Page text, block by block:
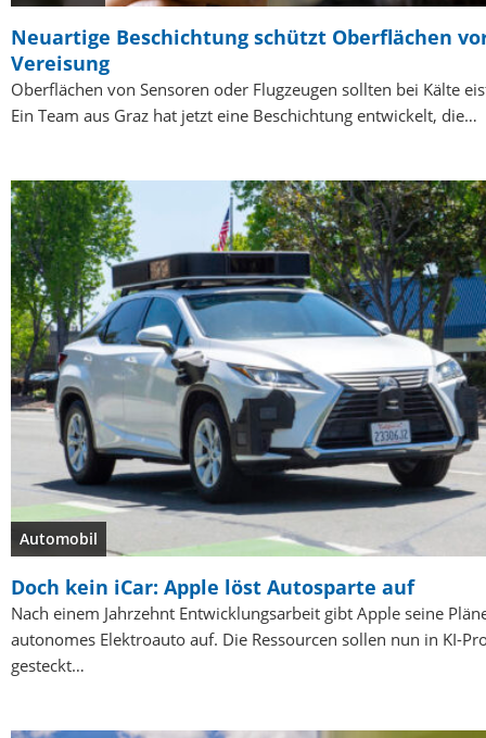
Neuartige Beschichtung schützt Oberflächen
Vereisung
Oberflächen von Sensoren oder Flugzeugen sollten bei Kälte
Ein Team aus Graz hat jetzt eine Beschichtung entwickelt, die…
Automobil
Doch kein iCar: Apple löst Autosparte auf
Nach einem Jahrzehnt Entwicklungsarbeit gibt Apple seine
autonomes Elektroauto auf. Die Ressourcen sollen nun in KI-
gesteckt…